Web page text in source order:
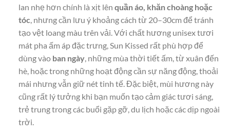
lan nhẹ hơn chính là xịt lên quần áo, khăn choàng hoặc
tóc, nhưng cần lưu ý khoảng cách từ 20–30cm để tránh
tạo vệt loang màu trên vải. Với chất hương unisex tươi
mát pha ấm áp đặc trưng, Sun Kissed rất phù hợp để
dùng vào ban ngày, những mùa thời tiết ấm, từ xuân đến
hè, hoặc trong những hoạt động cần sự năng động, thoải
mái nhưng vẫn giữ nét tinh tế. Đặc biệt, mùi hương này
cũng rất lý tưởng khi bạn muốn tạo cảm giác tươi sáng,
trẻ trung trong các buổi gặp gỡ, du lịch hoặc các dịp ngoài
trời.